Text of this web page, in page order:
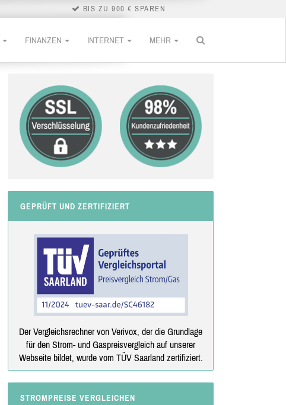
BIS ZU 900 € SPAREN
FINANZEN INTERNET MEHR
GEPRÜFT UND ZERTIFIZIERT
Der Vergleichsrechner von Verivox, der die Grundlage
für den Strom- und Gaspreisvergleich auf unserer
Webseite bildet, wurde vom TÜV Saarland zertifiziert.
STROMPREISE VERGLEICHEN